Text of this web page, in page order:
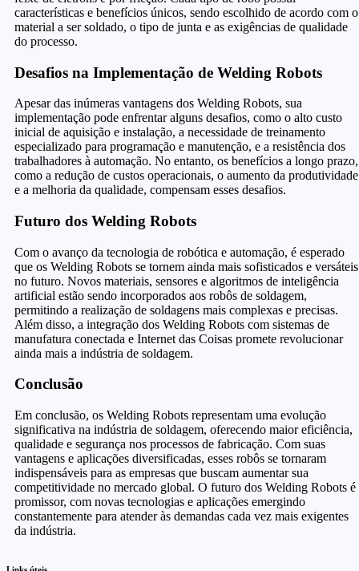
características e benefícios únicos, sendo escolhido de acordo com o
material a ser soldado, o tipo de junta e as exigências de qualidade
do processo.
Desafios na Implementação de Welding Robots
Apesar das inúmeras vantagens dos Welding Robots, sua
implementação pode enfrentar alguns desafios, como o alto custo
inicial de aquisição e instalação, a necessidade de treinamento
especializado para programação e manutenção, e a resistência dos
trabalhadores à automação. No entanto, os benefícios a longo prazo,
como a redução de custos operacionais, o aumento da produtividade
e a melhoria da qualidade, compensam esses desafios.
Futuro dos Welding Robots
Com o avanço da tecnologia de robótica e automação, é esperado
que os Welding Robots se tornem ainda mais sofisticados e versáteis
no futuro. Novos materiais, sensores e algoritmos de inteligência
artificial estão sendo incorporados aos robôs de soldagem,
permitindo a realização de soldagens mais complexas e precisas.
Além disso, a integração dos Welding Robots com sistemas de
manufatura conectada e Internet das Coisas promete revolucionar
ainda mais a indústria de soldagem.
Conclusão
Em conclusão, os Welding Robots representam uma evolução
significativa na indústria de soldagem, oferecendo maior eficiência,
qualidade e segurança nos processos de fabricação. Com suas
vantagens e aplicações diversificadas, esses robôs se tornaram
indispensáveis para as empresas que buscam aumentar sua
competitividade no mercado global. O futuro dos Welding Robots é
promissor, com novas tecnologias e aplicações emergindo
constantemente para atender às demandas cada vez mais exigentes
da indústria.